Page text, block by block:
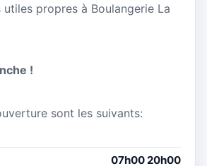
utiles propres à Boulangerie La
!
sont les suivants:
07h00 20h00